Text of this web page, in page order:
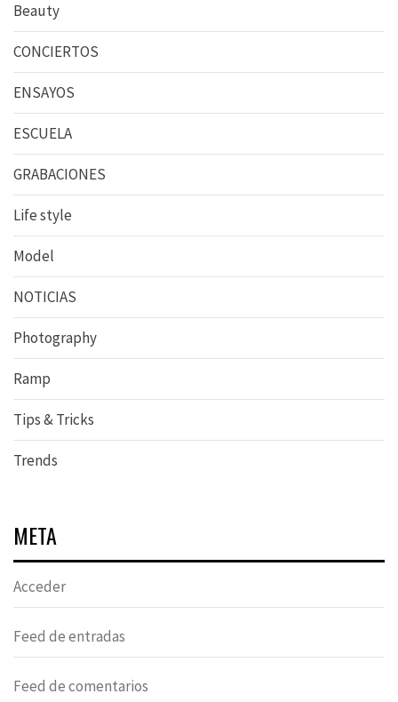
Beauty
CONCIERTOS
ENSAYOS
ESCUELA
GRABACIONES
Life style
Model
NOTICIAS
Photography
Ramp
Tips & Tricks
Trends
META
Acceder
Feed de entradas
Feed de comentarios